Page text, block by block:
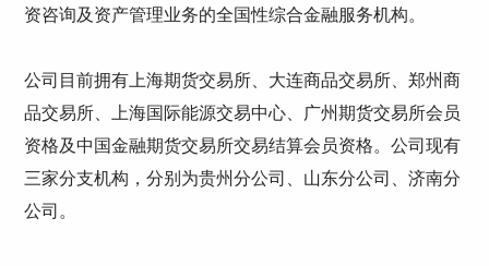
资咨询及资产管理业务的全国性综合金融服务机构。
公司目前拥有上海期货交易所、大连商品交易所、郑州商
品交易所、上海国际能源交易中心、广州期货交易所会员
资格及中国金融期货交易所交易结算会员资格。公司现有
三家分支机构，分别为贵州分公司、山东分公司、济南分
公司。